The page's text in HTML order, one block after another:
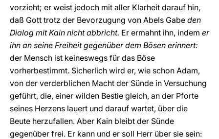
vorzieht; er weist jedoch mit aller Klarheit darauf hin,
daß Gott trotz der Bevorzugung von Abels Gabe den
Dialog mit Kain nicht abbricht. Er ermahnt ihn, indem er
ihn an seine Freiheit gegenüber dem Bösen erinnert:
der Mensch ist keineswegs für das Böse
vorherbestimmt. Sicherlich wird er, wie schon Adam,
von der verderblichen Macht der Sünde in Versuchung
geführt, die, einer wilden Bestie gleich, an der Pforte
seines Herzens lauert und darauf wartet, über die
Beute herzufallen. Aber Kain bleibt der Sünde
gegenüber frei. Er kann und er soll Herr über sie sein: